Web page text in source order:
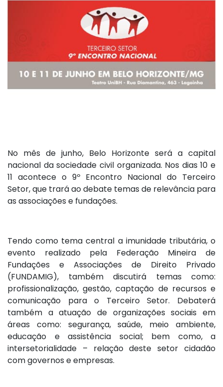
No mês de junho, Belo Horizonte será a capital
nacional da sociedade civil organizada. Nos dias 10 e
11 acontece o 9º Encontro Nacional do Terceiro
Setor, que trará ao debate temas de relevância para
as associações e fundações.
Tendo como tema central a imunidade tributária, o
evento realizado pela Federação Mineira de
Fundações e Associações de Direito Privado
(FUNDAMIG), também discutirá temas como:
profissionalização, gestão, captação de recursos e
comunicação para o Terceiro Setor. Debaterá
também a atuação de organizações sociais em
áreas como: segurança, saúde, meio ambiente,
educação e assistência social; bem como, a
intersetorialidade – relação deste setor cidadão
com governos e empresas.